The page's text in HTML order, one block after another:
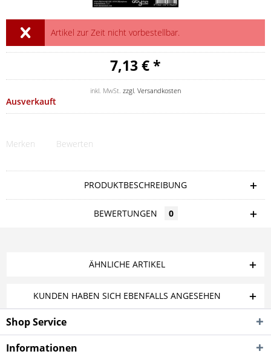
Artikel zur Zeit nicht vorbestellbar.
7,13 € *
inkl. MwSt. zzgl. Versandkosten
Ausverkauft
Merken Bewerten
PRODUKTBESCHREIBUNG
BEWERTUNGEN 0
ÄHNLICHE ARTIKEL
KUNDEN HABEN SICH EBENFALLS ANGESEHEN
Shop Service
Informationen